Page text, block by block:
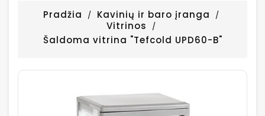
Pradžia
Kavinių ir baro įranga
Vitrinos
Šaldoma vitrina "Tefcold UPD60-B"